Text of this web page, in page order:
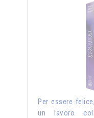
Per essere
un lavoro col